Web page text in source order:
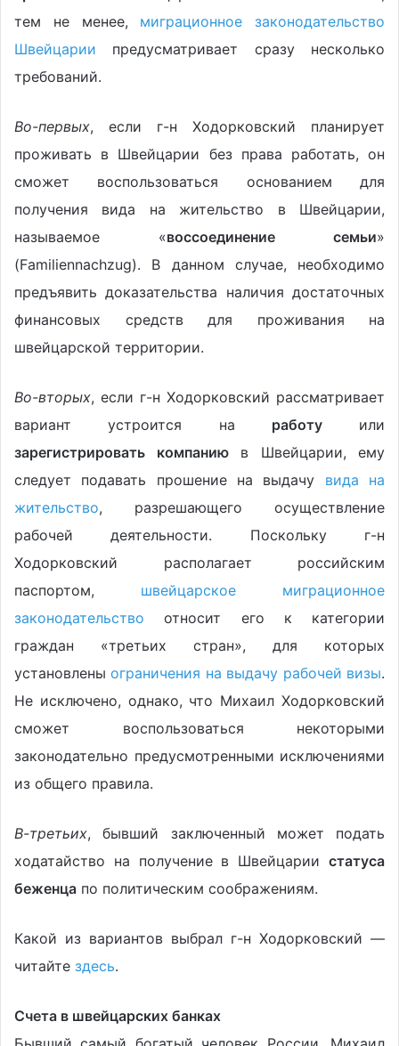
тем не менее, миграционное законодательство
Швейцарии предусматривает сразу несколько
требований.
Во-первых, если г-н Ходорковский планирует
проживать в Швейцарии без права работать, он
сможет воспользоваться основанием для
получения вида на жительство в Швейцарии,
называемое «воссоединение семьи»
(Familiennachzug). В данном случае, необходимо
предъявить доказательства наличия достаточных
финансовых средств для проживания на
швейцарской территории.
Во-вторых, если г-н Ходорковский рассматривает
вариант устроится на работуили
зарегистрировать компаниюв Швейцарии, ему
следует подавать прошение на выдачу вида на
жительство, разрешающего осуществление
рабочей деятельности. Поскольку г-н
Ходорковский располагает российским
паспортом, швейцарское миграционное
законодательство относит его к категории
граждан «третьих стран», для которых
установленыограничения на выдачу рабочей визы.
Не исключено, однако, что Михаил Ходорковский
сможет воспользоваться некоторыми
законодательно предусмотренными исключениями
из общего правила.
В-третьих, бывший заключенный может подать
ходатайство на получение в Швейцарии статуса
беженца по политическим соображениям.
Какой из вариантов выбрал г-н Ходорковский —
читайте здесь.
Счета в швейцарских банках